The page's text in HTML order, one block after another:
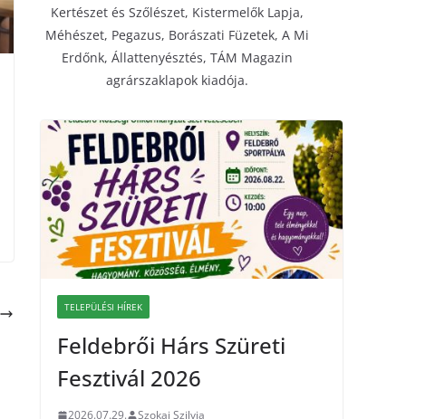
Kertészet és Szőlészet, Kistermelők Lapja,
Méhészet, Pegazus, Borászati Füzetek, A Mi
Erdőnk, Állattenyésztés, TÁM Magazin
agrárszaklapok kiadója.
TELEPÜLÉSI HÍREK
Feldebrői Hárs Szüreti
Fesztivál 2026
2026.07.29. Szokai Szilvia